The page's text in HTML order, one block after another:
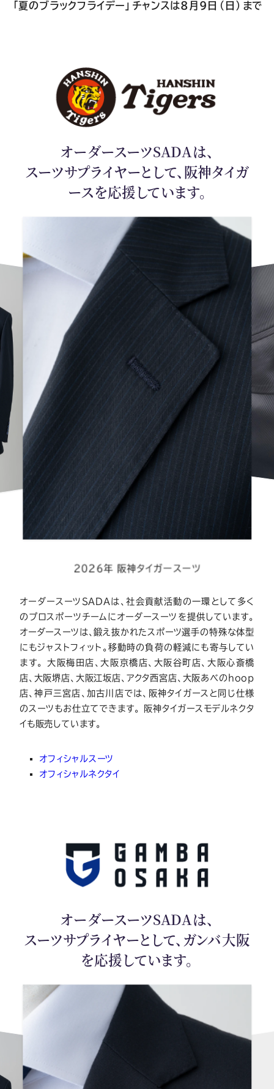
「夏のブラックフライデー」チャンスは8月9日（日）まで
オーダースーツSADAは、
スーツサプライヤーとして、阪神タイガ
ースを応援しています。
2026年 阪神タイガースーツ
オーダースーツSADAは、社会貢献活動の一環として多く
のプロスポーツチームにオーダースーツを提供しています。
オーダースーツは、鍛え抜かれたスポーツ選手の特殊な体型
にもジャストフィット。移動時の負荷の軽減にも寄与してい
ます。 大阪梅田店、大阪京橋店、大阪谷町店、大阪心斎橋
店、大阪堺店、大阪江坂店、アクタ西宮店、大阪あべのhoop
店、神戸三宮店、加古川店では、阪神タイガースと同じ仕様
のスーツもお仕立てできます。 阪神タイガースモデルネクタ
イも販売しています。
オフィシャルスーツ
オフィシャルネクタイ
オーダースーツSADAは、
スーツサプライヤーとして、ガンバ大阪
を応援しています。